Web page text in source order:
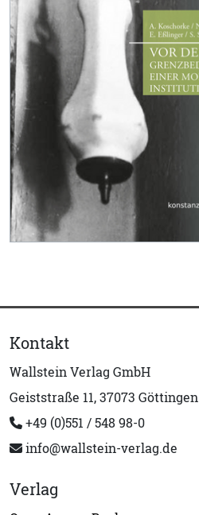
Kontakt
Wallstein Verlag GmbH
Geiststraße 11, 37073 Göttingen
+49 (0)551 / 548 98-0
info@wallstein-verlag.de
Verlag